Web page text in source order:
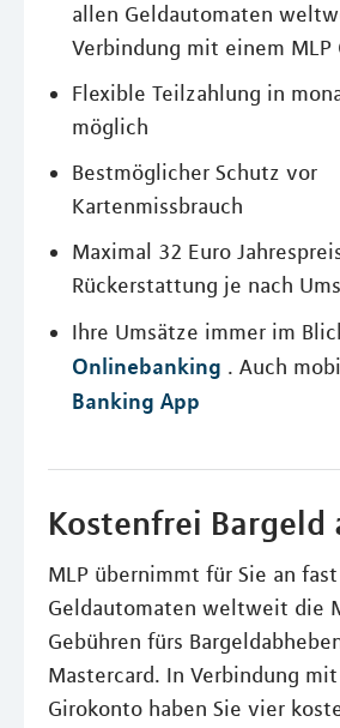
allen Geldautomaten
Verbindung mit einem MLP
Flexible Teilzahlung in
möglich
Bestmöglicher Schutz vor
Kartenmissbrauch
Maximal 32 Euro
Rückerstattung je nach
Ihre Umsätze immer im
Onlinebanking . Auch
Banking App
Kostenfrei Bargeld
MLP übernimmt für Sie an
Geldautomaten weltweit die
Gebühren fürs
Mastercard. In Verbindung
Girokonto haben Sie vier